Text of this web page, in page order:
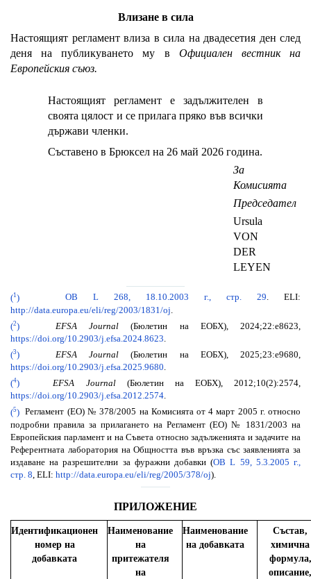
Влизане в сила
Настоящият регламент влиза в сила на двадесетия ден след
деня на публикуването му в Официален вестник на
Европейския съюз.
Настоящият регламент е задължителен в
своята цялост и се прилага пряко във всички
държави членки.
Съставено в Брюксел на 26 май 2026 година.
За
Комисията
Председател
Ursula
VON
DER
LEYEN
(1 ) ОВ L 268, 18.10.2003 г., стр. 29. ELI:
http://data.europa.eu/eli/reg/2003/1831/oj
(2) EFSA Journal (Бюлетин на ЕОБХ), 2024;22:e8623,
https://doi.org/10.2903/j.efsa.2024.8623.
(3) EFSA Journal (Бюлетин на ЕОБХ), 2025;23:e9680,
https://doi.org/10.2903/j.efsa.2025.9680.
(4) EFSA Journal(Бюлетин на ЕОБХ), 2012;10(2):2574,
https://doi.org/10.2903/j.efsa.2012.2574.
(5) Регламент (ЕО) № 378/2005 на Комисията от 4 март 2005 г. относно
подробни правила за прилагането на Регламент (ЕО) № 1831/2003 на
Европейския парламент и на Съвета относно задълженията и задачите на
Референтната лаборатория на Общността във връзка със заявленията за
издаване на разрешителни за фуражни добавки (ОВ L 59, 5.3.2005 г.,
стр. 8 , ELI: http://data.europa.eu/eli/reg/2005/378/oj).
ПРИЛОЖЕНИЕ
Идентификационен
номер на
добавката
Наименование
на
притежателя
на
Наименование
на добавката
Състав,
химична
формула,
описание,